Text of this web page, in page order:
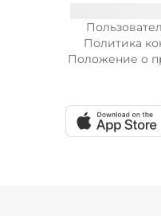
Политика
Положение о